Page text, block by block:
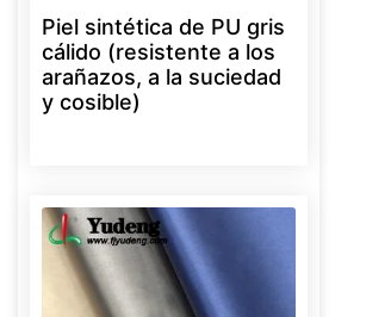
Piel sintética de PU gris
cálido (resistente a los
arañazos, a la suciedad
y cosible)